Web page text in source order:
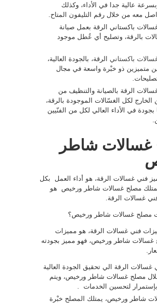
عالية جدا في الأداء، وكذلك
معه من خلال رقم التليفون المتاح.
باكستاني الرقة بعمل صيانة
بالرقة، وتصليح أي عُطل موجود
باكستاني الرقة، بالجودة العالية،
متميزين ذو خبْرة واسعة في مجال
الرقة بالصيانة والتنظيف من
الخارج لكل الغسّالات الموجودة بالرقة،
بجودة في الأداء العالي لكل من الفنّيين
شاطر
فني غسالات الرقة، هو أداء العمل بكل
تمتلك مصلح غسالات شاطر ورخيص هو
غسالات الرقة.
مصلح غسالات شاطر ورخيص؟
فني غسالات الرقة، هو مميزات
شاطر ورخيص، فهو مميز بجودته
الرقة الي تحقيق الجودة العالية
مصلح غسالات شاطر ورخيص، ويتم
لتحسين الخدمات .
شاطر ورخيص، يمتلك المصلح خبْرة